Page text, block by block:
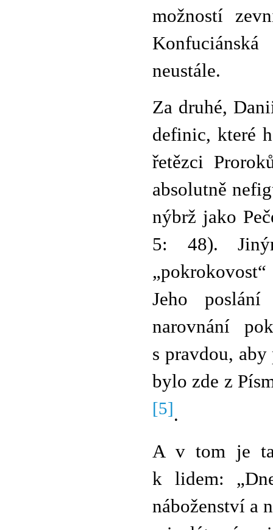
možností
neustále.
Za druhé,
definic, které
řetězci
absolutně
nýbrž jako
5: 48).
Jeho
narovnání
s pravdou,
bylo zde z
[5].
A v tom je
k lidem:
náboženství a